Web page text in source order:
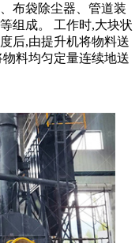
布袋除尘器、管道装
组成。 工作时,大块状
后,由提升机将物料送
料均匀定量连续地送